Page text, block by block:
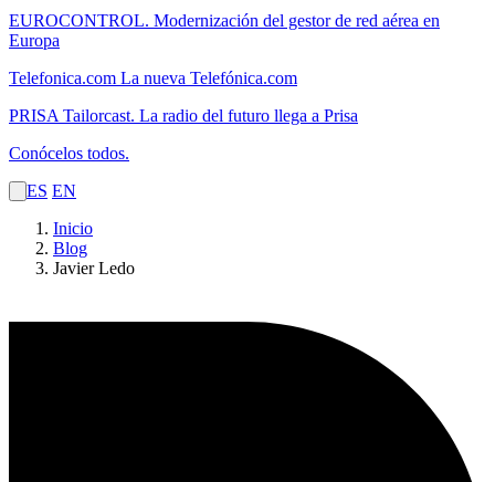
EUROCONTROL. Modernización del gestor de red aérea en
Europa
Telefonica.com La nueva Telefónica.com
PRISA Tailorcast. La radio del futuro llega a Prisa
Conócelos todos.
ES EN
Inicio
Blog
Javier Ledo